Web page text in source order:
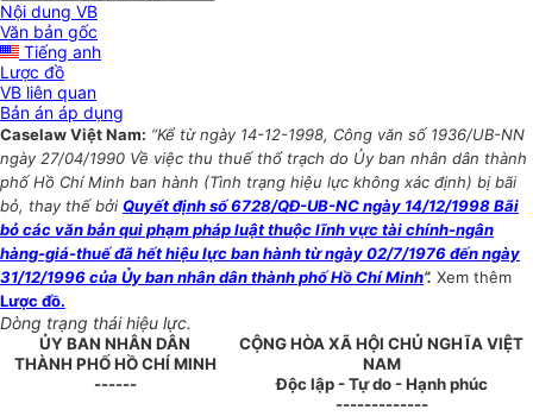
Nội dung VB
Văn bản gốc
Tiếng anh
Lược đồ
VB liên quan
Bản án áp dụng
Caselaw Việt Nam: “Kể từ ngày 14-12-1998, Công văn số 1936/UB-NN
ngày 27/04/1990 Về việc thu thuế thổ trạch do Ủy ban nhân dân thành
phố Hồ Chí Minh ban hành (Tình trạng hiệu lực không xác định) bị bãi
bỏ, thay thế bởi Quyết định số 6728/QĐ-UB-NC ngày 14/12/1998 Bãi
bỏ các văn bản qui phạm pháp luật thuộc lĩnh vực tài chính-ngân
hàng-giá-thuế đã hết hiệu lực ban hành từ ngày 02/7/1976 đến ngày
31/12/1996 của Ủy ban nhân dân thành phố Hồ Chí Minh”. Xem thêm
Lược đồ.
Dòng trạng thái hiệu lực.
ỦY BAN NHÂN DÂN
THÀNH PHỐ HỒ CHÍ MINH
------
CỘNG HÒA XÃ HỘI CHỦ NGHĨA VIỆT
NAM
Độc lập - Tự do - Hạnh phúc
-------------